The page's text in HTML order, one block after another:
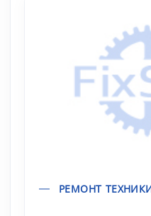
РЕМОНТ ТЕХНИКИ